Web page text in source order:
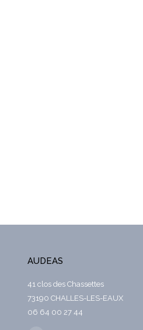
AUDEAS
41 clos des Chassettes
73190 CHALLES-LES-EAUX
06 64 00 27 44